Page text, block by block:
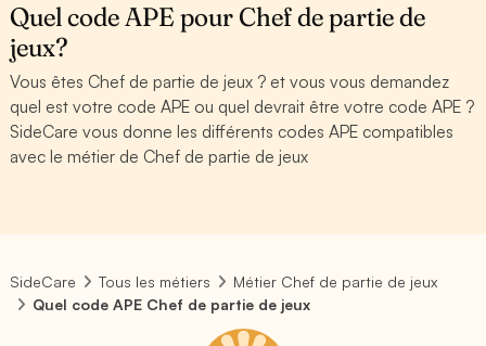
Quel code APE pour Chef de partie de
jeux?
Vous êtes Chef de partie de jeux ? et vous vous demandez
quel est votre code APE ou quel devrait être votre code APE ?
SideCare vous donne les différents codes APE compatibles
avec le métier de Chef de partie de jeux
SideCare Tous les métiers
Métier Chef de partie de jeux
Quel code APE Chef de partie de jeux